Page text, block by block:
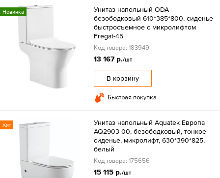
Новинка
Унитаз напольный ODA
безободковый 610*385*800, сиденье
быстросъемное с микролифтом
Fregat-45
Код товара: 183949
13 167 р./шт
В корзину
Быстрая покупка
Хит
Унитаз напольный Aquatek Европа
AQ2903-00, безободковый, тонкое
сиденье, микролифт, 630*390*825,
белый
Код товара: 175656
15 115 р./шт